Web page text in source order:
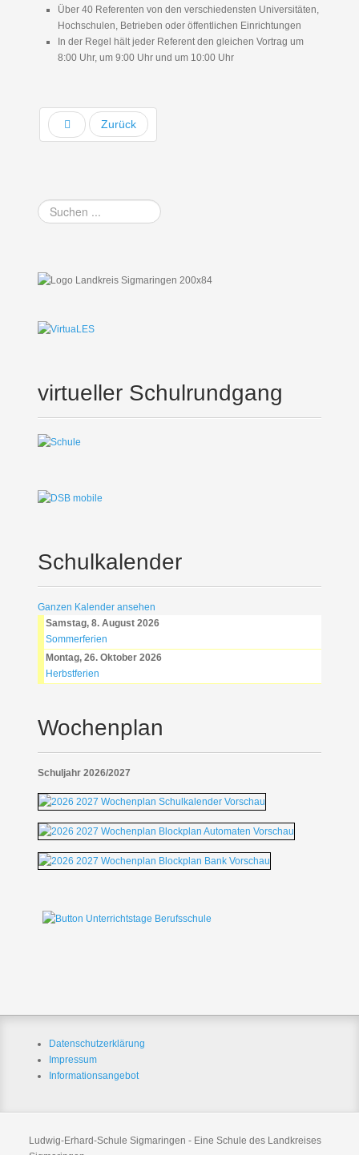
Über 40 Referenten von den verschiedensten Universitäten,
Hochschulen, Betrieben oder öffentlichen Einrichtungen
In der Regel hält jeder Referent den gleichen Vortrag um
8:00 Uhr, um 9:00 Uhr und um 10:00 Uhr
Zurück
Suchen
...
virtueller Schulrundgang
Schulkalender
Ganzen Kalender ansehen
Samstag, 8. August 2026
Sommerferien
Montag, 26. Oktober 2026
Herbstferien
Wochenplan
Schuljahr 2026/2027
Datenschutzerklärung
Impressum
Informationsangebot
Ludwig-Erhard-Schule Sigmaringen - Eine Schule des Landkreises